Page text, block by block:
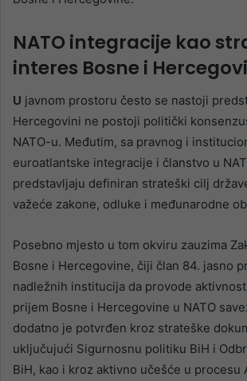
NATO integracije kao
interes Bosne i
U javnom prostoru često se nastoji
Hercegovini ne postoji politički
NATO-u. Međutim, sa pravnog i
euroatlantske integracije i članstvo u
predstavljaju definiran strateški cilj
važeće zakone, odluke i međunarodne
Posebno mjesto u tom okviru zauzima
Bosne i Hercegovine, čiji član 84. jasno
nadležnih institucija da provode
prijem Bosne i Hercegovine u NATO
dodatno je potvrđen kroz strateške
uključujući Sigurnosnu politiku BiH i
BiH, kao i kroz aktivno učešće u procesu